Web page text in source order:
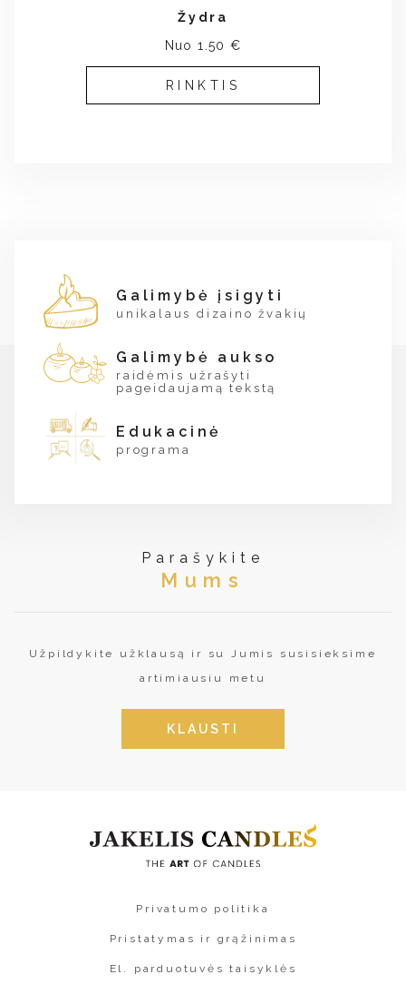
Žydra
Nuo 1.50 €
RINKTIS
Galimybė įsigyti
unikalaus dizaino žvakių
Galimybė aukso
raidėmis užrašyti
pageidaujamą tekstą
Edukacinė
programa
Parašykite
Mums
Užpildykite užklausą ir su Jumis susisieksime
artimiausiu metu
KLAUSTI
Privatumo politika
Pristatymas ir grąžinimas
El. parduotuvės taisyklės